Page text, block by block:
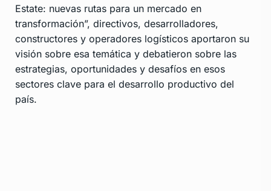
Estate: nuevas rutas para un mercado en
transformación”, directivos, desarrolladores,
constructores y operadores logísticos aportaron su
visión sobre esa temática y debatieron sobre las
estrategias, oportunidades y desafíos en esos
sectores clave para el desarrollo productivo del
país.